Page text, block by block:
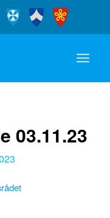
03.11.23